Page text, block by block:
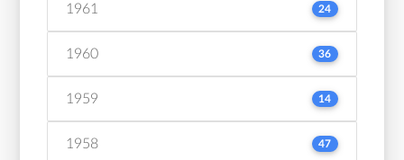
1961 24
1960 36
1959 14
1958 47